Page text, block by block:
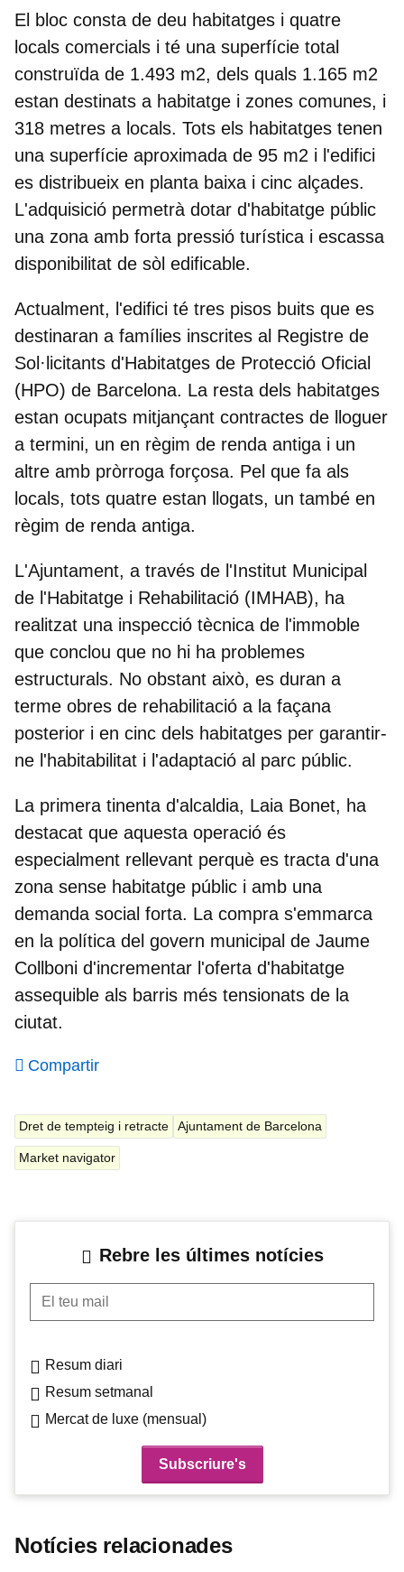
El bloc consta de deu habitatges i quatre
locals comercials i té una superfície total
construïda de 1.493 m2, dels quals 1.165 m2
estan destinats a habitatge i zones comunes, i
318 metres a locals. Tots els habitatges tenen
una superfície aproximada de 95 m2 i l'edifici
es distribueix en planta baixa i cinc alçades.
L'adquisició permetrà dotar d'habitatge públic
una zona amb forta pressió turística i escassa
disponibilitat de sòl edificable.
Actualment, l'edifici té tres pisos buits que es
destinaran a famílies inscrites al Registre de
Sol·licitants d'Habitatges de Protecció Oficial
(HPO) de Barcelona. La resta dels habitatges
estan ocupats mitjançant contractes de lloguer
a termini, un en règim de renda antiga i un
altre amb pròrroga forçosa. Pel que fa als
locals, tots quatre estan llogats, un també en
règim de renda antiga.
L'Ajuntament, a través de l'Institut Municipal
de l'Habitatge i Rehabilitació (IMHAB), ha
realitzat una inspecció tècnica de l'immoble
que conclou que no hi ha problemes
estructurals. No obstant això, es duran a
terme obres de rehabilitació a la façana
posterior i en cinc dels habitatges per garantir-
ne l'habitabilitat i l'adaptació al parc públic.
La primera tinenta d'alcaldia, Laia Bonet, ha
destacat que aquesta operació és
especialment rellevant perquè es tracta d'una
zona sense habitatge públic i amb una
demanda social forta. La compra s'emmarca
en la política del govern municipal de Jaume
Collboni d'incrementar l'oferta d'habitatge
assequible als barris més tensionats de la
ciutat.
Compartir
Dret de tempteig i retracte Ajuntament de Barcelona
Market navigator
Rebre les últimes notícies
El teu mail
Resum diari
Resum setmanal
Mercat de luxe (mensual)
Notícies relacionades